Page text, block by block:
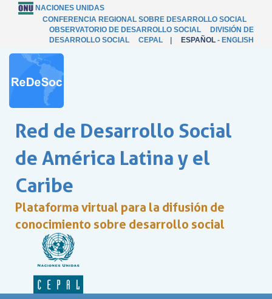
NACIONES UNIDAS
CONFERENCIA REGIONAL SOBRE DESARROLLO SOCIAL
OBSERVATORIO DE DESARROLLO SOCIAL
DIVISIÓN DE
DESARROLLO SOCIAL
CEPAL ESPAÑOL - ENGLISH
Red de Desarrollo Social
de América Latina y el
Caribe
Plataforma virtual para la difusión de
conocimiento sobre desarrollo social